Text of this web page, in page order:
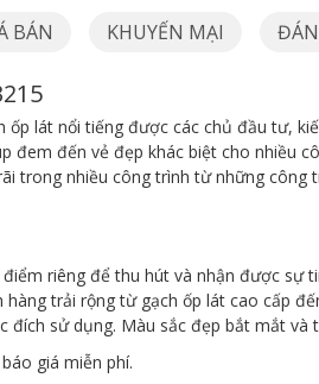
BÁN KHUYẾN MẠI
ốp lát nổi tiếng được các chủ đầu tư,
đem đến vẻ đẹp khác biệt cho nhiều
trong nhiều công trình từ những
riêng để thu hút và nhận được sự
trải rộng từ gạch ốp lát cao cấp
đích sử dụng. Màu sắc đẹp bắt mắt và
giá miễn phí.